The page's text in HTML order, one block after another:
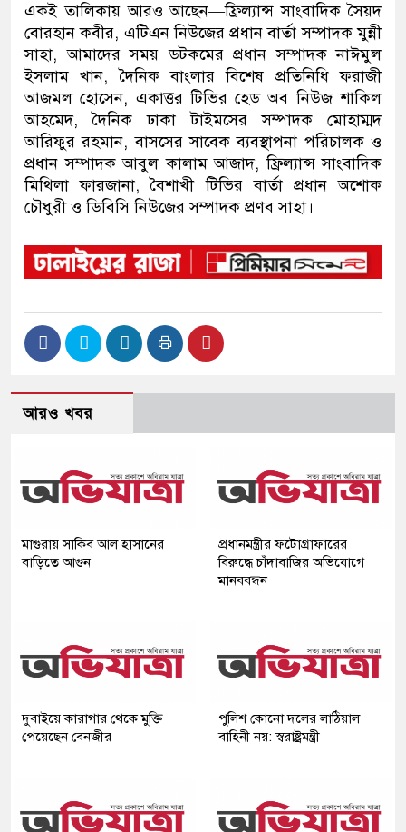
একই তালিকায় আরও আছেন—ফ্রিল্যান্স সাংবাদিক সৈয়দ
বোরহান কবীর, এটিএন নিউজের প্রধান বার্তা সম্পাদক মুন্নী
সাহা, আমাদের সময় ডটকমের প্রধান সম্পাদক নাঈমুল
ইসলাম খান, দৈনিক বাংলার বিশেষ প্রতিনিধি ফরাজী
আজমল হোসেন, একাত্তর টিভির হেড অব নিউজ শাকিল
আহমেদ, দৈনিক ঢাকা টাইমসের সম্পাদক মোহাম্মদ
আরিফুর রহমান, বাসসের সাবেক ব্যবস্থাপনা পরিচালক ও
প্রধান সম্পাদক আবুল কালাম আজাদ, ফ্রিল্যান্স সাংবাদিক
মিথিলা ফারজানা, বৈশাখী টিভির বার্তা প্রধান অশোক
চৌধুরী ও ডিবিসি নিউজের সম্পাদক প্রণব সাহা।
আরও খবর
মাগুরায় সাকিব আল হাসানের
বাড়িতে আগুন
প্রধানমন্ত্রীর ফটোগ্রাফারের
বিরুদ্ধে চাঁদাবাজির অভিযোগে
মানববন্ধন
দুবাইয়ে কারাগার থেকে মুক্তি
পেয়েছেন বেনজীর
পুলিশ কোনো দলের লাঠিয়াল
বাহিনী নয়: স্বরাষ্ট্রমন্ত্রী